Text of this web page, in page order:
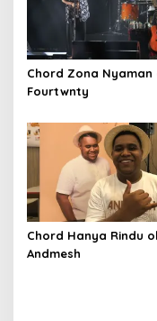
Chord Zona Nyaman
Fourtwnty
Chord Hanya Rindu
Andmesh